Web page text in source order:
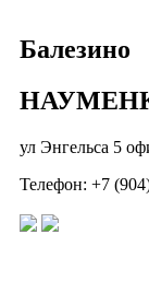
Балезино
ул Энгельса 5
Телефон: +7